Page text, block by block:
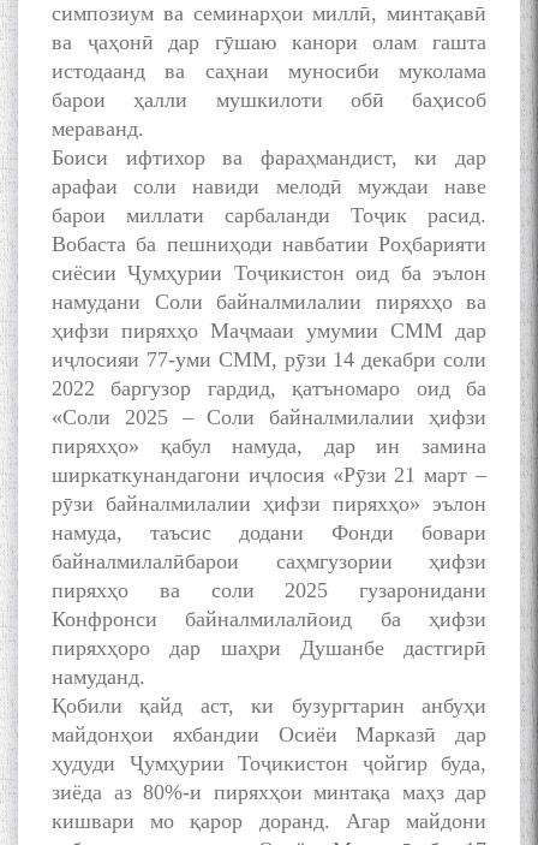
симпозиум ва семинарҳои миллӣ, минтақавӣ
ва ҷаҳонӣ дар гӯшаю канори олам гашта
истодаанд ва саҳнаи муносиби муколама
барои ҳалли мушкилоти обӣ баҳисоб
мераванд.
Боиси ифтихор ва фараҳмандист, ки дар
арафаи соли навиди мелодӣ муждаи наве
барои миллати сарбаланди Тоҷик расид.
Вобаста ба пешниҳоди навбатии Роҳбарияти
сиёсии Ҷумҳурии Тоҷикистон оид ба эълон
намудани Соли байналмилалии пиряхҳо ва
ҳифзи пиряхҳо Маҷмааи умумии СММ дар
иҷлосияи 77-уми СММ, рӯзи 14 декабри соли
2022 баргузор гардид, қатъномаро оид ба
«Соли 2025 – Соли байналмилалии ҳифзи
пиряхҳо» қабул намуда, дар ин замина
ширкаткунандагони иҷлосия «Рӯзи 21 март –
рӯзи байналмилалии ҳифзи пиряхҳо» эълон
намуда, таъсис додани Фонди бовари
байналмилалӣбарои саҳмгузории ҳифзи
пиряхҳо ва соли 2025 гузаронидани
Конфронси байналмилалӣоид ба ҳифзи
пиряхҳоро дар шаҳри Душанбе дастгирӣ
намуданд.
Қобили қайд аст, ки бузургтарин анбуҳи
майдонҳои яхбандии Осиёи Марказӣ дар
ҳудуди Ҷумҳурии Тоҷикистон ҷойгир буда,
зиёда аз 80%-и пиряхҳои минтақа маҳз дар
кишвари мо қарор доранд. Агар майдони